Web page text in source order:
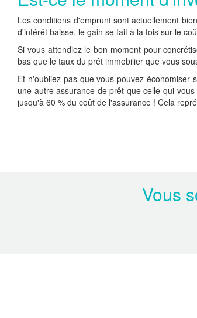
Les conditions d'emprunt sont actuellement
d'intérêt baisse, le gain se fait à la fois sur le
Si vous attendiez le bon moment pour
bas que le taux du prêt immobilier que vous
Et n'oubliez pas que vous pouvez
une autre assurance de prêt que celle qui
jusqu'à 60 % du coût de l'assurance ! Cela
Vous